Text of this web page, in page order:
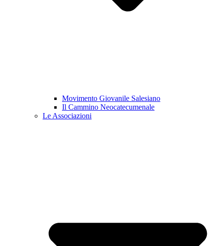
Movimento Giovanile Salesiano
Il Cammino Neocatecumenale
Le Associazioni